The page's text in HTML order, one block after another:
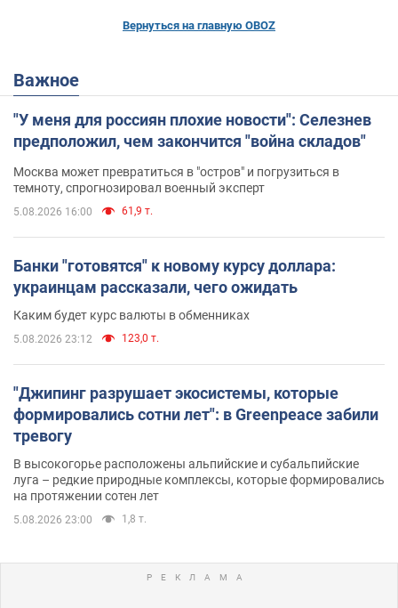
Вернуться на главную OBOZ
Важное
"У меня для россиян плохие новости": Селезнев
предположил, чем закончится "война складов"
Москва может превратиться в "остров" и погрузиться в
темноту, спрогнозировал военный эксперт
5.08.2026 16:00 61,9 т.
Банки "готовятся" к новому курсу доллара:
украинцам рассказали, чего ожидать
Каким будет курс валюты в обменниках
5.08.2026 23:12 123,0 т.
"Джипинг разрушает экосистемы, которые
формировались сотни лет": в Greenpeace забили
тревогу
В высокогорье расположены альпийские и субальпийские
луга – редкие природные комплексы, которые формировались
на протяжении сотен лет
5.08.2026 23:00 1,8 т.